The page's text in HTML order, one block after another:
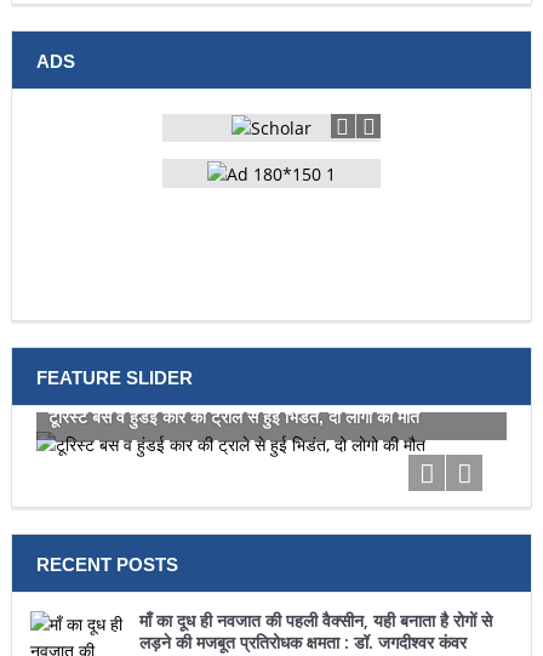
ADS
FEATURE SLIDER
टूरिस्ट बस व हुंडई कार की ट्राले से हुई भिडंत, दो लोगो की मौत
RECENT POSTS
माँ का दूध ही नवजात की पहली वैक्सीन, यही बनाता है रोगों से
लड़ने की मजबूत प्रतिरोधक क्षमता : डॉ. जगदीश्वर कंवर